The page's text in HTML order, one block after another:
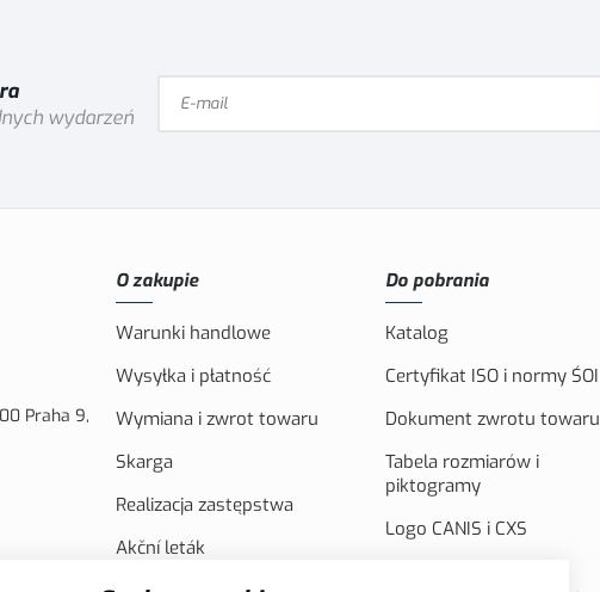
wydarzeń
Praha 9,
O zakupie
Warunki handlowe
Wysyłka i płatność
Wymiana i zwrot towaru
Skarga
Realizacja zastępstwa
Akční leták
Do pobrania
Katalog
Certyfikat ISO i normy ŚOI
Dokument zwrotu towaru
Tabela rozmiarów i
piktogramy
Logo CANIS i CXS